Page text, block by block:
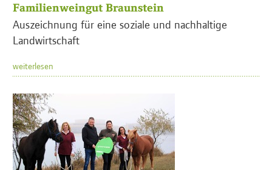
Familienweingut Braunstein
Auszeichnung für eine soziale und nachhaltige
Landwirtschaft
weiterlesen